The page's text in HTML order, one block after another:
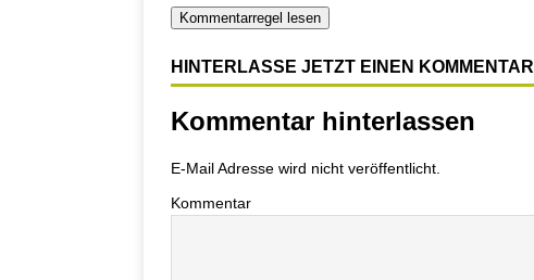
Kommentarregel lesen
HINTERLASSE JETZT EINEN KOMMENTAR
Kommentar hinterlassen
E-Mail Adresse wird nicht veröffentlicht.
Kommentar